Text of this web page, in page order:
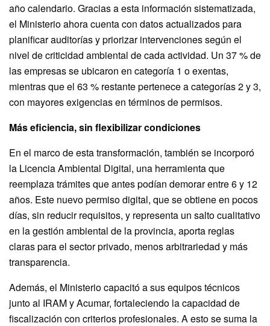
año calendario. Gracias a esta información sistematizada,
el Ministerio ahora cuenta con datos actualizados para
planificar auditorías y priorizar intervenciones según el
nivel de criticidad ambiental de cada actividad. Un 37 % de
las empresas se ubicaron en categoría 1 o exentas,
mientras que el 63 % restante pertenece a categorías 2 y 3,
con mayores exigencias en términos de permisos.
Más eficiencia, sin flexibilizar condiciones
En el marco de esta transformación, también se incorporó
la Licencia Ambiental Digital, una herramienta que
reemplaza trámites que antes podían demorar entre 6 y 12
años. Este nuevo permiso digital, que se obtiene en pocos
días, sin reducir requisitos, y representa un salto cualitativo
en la gestión ambiental de la provincia, aporta reglas
claras para el sector privado, menos arbitrariedad y más
transparencia.
Además, el Ministerio capacitó a sus equipos técnicos
junto al IRAM y Acumar, fortaleciendo la capacidad de
fiscalización con criterios profesionales. A esto se suma la